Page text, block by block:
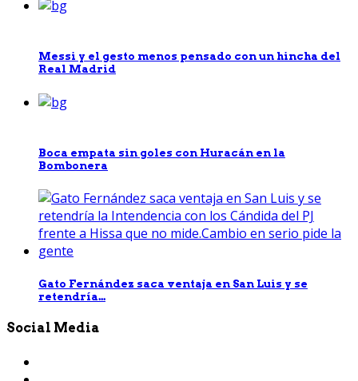
Messi y el gesto menos pensado con un hincha del
Real Madrid
Boca empata sin goles con Huracán en la
Bombonera
Gato Fernández saca ventaja en San Luis y se
retendría...
Social Media